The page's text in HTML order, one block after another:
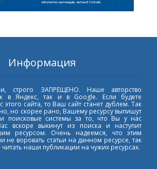
Информация
строго ЗАПРЕЩЕНО. Наше авторство
в Яндекс, так и в Google. Если будете
этого сайта, то Ваш сайт станет дублем. Так
но скорее рано, Вашему ресурсу выпишут
поисковые системы за то, что Вы у нас
вскоре выкинут из поиска и наступит
ресурсом. Очень надеемся, что этим
не воровать статьи на данном ресурсе, так
наши публикации на чужих ресурсах.